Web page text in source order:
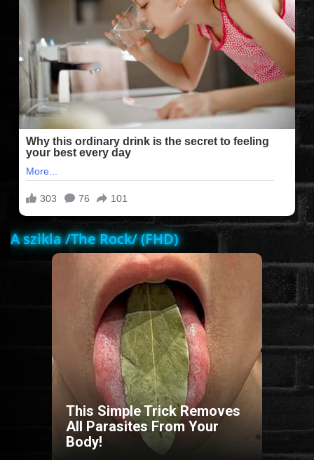
FILMEK (2025-ÖS)
FILMEK (2024-ES)
FILMEK (2023-AS)
FILMEK (2022-ES)
FELIRATOS FILMEK
AKCIÓ
A szikla /The Rock/ (FHD)
This Simple Trick Removes
All Parasites From Your
Body!